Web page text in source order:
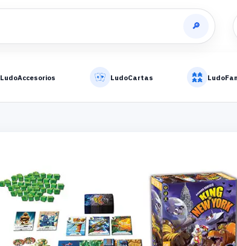
🔎
LudoAccesorios LudoCartas